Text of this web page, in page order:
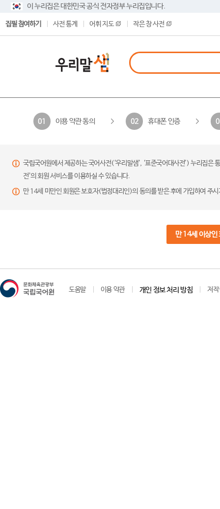
이 누리집은 대한민국 공식 전자정부 누리집입니다.
집필 참여하기 사전 통계 어휘 지도 작은 창 사전
01 이용 약관 동의 02 휴대폰 인증
국립국어원에서 제공하는 국어사전(‘우리말샘’, ‘표준국어대사전’) 누리집
전’의 회원 서비스를 이용하실 수 있습니다.
만 14세 미만인 회원은 보호자(법정대리인)의 동의를 받은 후에 가입하여 주
만 14세 이상인
도움말 이용 약관 개인 정보 처리 방침 저